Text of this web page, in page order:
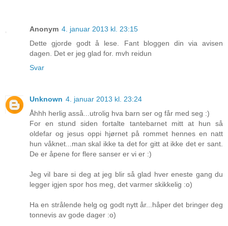
Anonym 4. januar 2013 kl. 23:15
Dette gjorde godt å lese. Fant bloggen din via avisen
dagen. Det er jeg glad for. mvh reidun
Svar
Unknown 4. januar 2013 kl. 23:24
Åhhh herlig asså...utrolig hva barn ser og får med seg :)
For en stund siden fortalte tantebarnet mitt at hun så
oldefar og jesus oppi hjørnet på rommet hennes en natt
hun våknet...man skal ikke ta det for gitt at ikke det er sant.
De er åpene for flere sanser er vi er :)
Jeg vil bare si deg at jeg blir så glad hver eneste gang du
legger igjen spor hos meg, det varmer skikkelig :o)
Ha en strålende helg og godt nytt år...håper det bringer deg
tonnevis av gode dager :o)